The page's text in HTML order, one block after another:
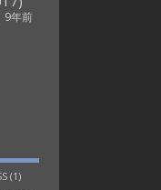
9年前
(1)